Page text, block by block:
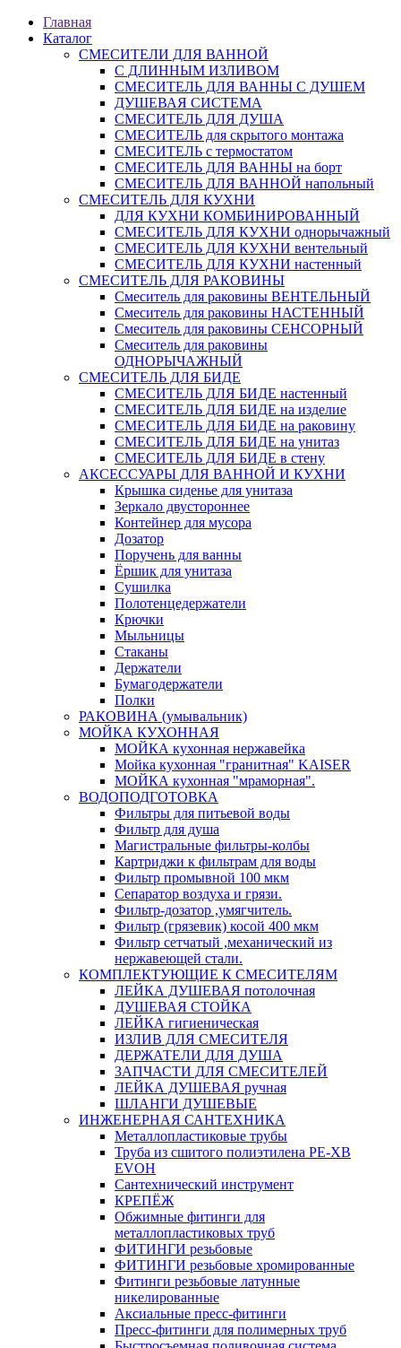
Главная
Каталог
СМЕСИТЕЛИ ДЛЯ ВАННОЙ
С ДЛИННЫМ ИЗЛИВОМ
СМЕСИТЕЛЬ ДЛЯ ВАННЫ С ДУШЕМ
ДУШЕВАЯ СИСТЕМА
СМЕСИТЕЛЬ ДЛЯ ДУША
СМЕСИТЕЛЬ для скрытого монтажа
СМЕСИТЕЛЬ с термостатом
СМЕСИТЕЛЬ ДЛЯ ВАННЫ на борт
СМЕСИТЕЛЬ ДЛЯ ВАННОЙ напольный
СМЕСИТЕЛЬ ДЛЯ КУХНИ
ДЛЯ КУХНИ КОМБИНИРОВАННЫЙ
СМЕСИТЕЛЬ ДЛЯ КУХНИ однорычажный
СМЕСИТЕЛЬ ДЛЯ КУХНИ вентельный
СМЕСИТЕЛЬ ДЛЯ КУХНИ настенный
СМЕСИТЕЛЬ ДЛЯ РАКОВИНЫ
Смеситель для раковины ВЕНТЕЛЬНЫЙ
Смеситель для раковины НАСТЕННЫЙ
Смеситель для раковины СЕНСОРНЫЙ
Смеситель для раковины
ОДНОРЫЧАЖНЫЙ
СМЕСИТЕЛЬ ДЛЯ БИДЕ
СМЕСИТЕЛЬ ДЛЯ БИДЕ настенный
СМЕСИТЕЛЬ ДЛЯ БИДЕ на изделие
СМЕСИТЕЛЬ ДЛЯ БИДЕ на раковину
СМЕСИТЕЛЬ ДЛЯ БИДЕ на унитаз
СМЕСИТЕЛЬ ДЛЯ БИДЕ в стену
АКСЕССУАРЫ ДЛЯ ВАННОЙ И КУХНИ
Крышка сиденье для унитаза
Зеркало двустороннее
Контейнер для мусора
Дозатор
Поручень для ванны
Ёршик для унитаза
Сушилка
Полотенцедержатели
Крючки
Мыльницы
Стаканы
Держатели
Бумагодержатели
Полки
РАКОВИНА (умывальник)
МОЙКА КУХОННАЯ
МОЙКА кухонная нержавейка
Мойка кухонная "гранитная" KAISER
МОЙКА кухонная "мраморная".
ВОДОПОДГОТОВКА
Фильтры для питьевой воды
Фильтр для душа
Магистральные фильтры-колбы
Картриджи к фильтрам для воды
Фильтр промывной 100 мкм
Сепаратор воздуха и грязи.
Фильтр-дозатор ,умягчитель.
Фильтр (грязевик) косой 400 мкм
Фильтр сетчатый ,механический из
нержавеющей стали.
КОМПЛЕКТУЮЩИЕ К СМЕСИТЕЛЯМ
ЛЕЙКА ДУШЕВАЯ потолочная
ДУШЕВАЯ СТОЙКА
ЛЕЙКА гигиеническая
ИЗЛИВ ДЛЯ СМЕСИТЕЛЯ
ДЕРЖАТЕЛИ ДЛЯ ДУША
ЗАПЧАСТИ ДЛЯ СМЕСИТЕЛЕЙ
ЛЕЙКА ДУШЕВАЯ ручная
ШЛАНГИ ДУШЕВЫЕ
ИНЖЕНЕРНАЯ САНТЕХНИКА
Металлопластиковые трубы
Труба из сшитого полиэтилена PE-XB
EVOH
Сантехнический инструмент
КРЕПЁЖ
Обжимные фитинги для
металлопластиковых труб
ФИТИНГИ резьбовые
ФИТИНГИ резьбовые хромированные
Фитинги резьбовые латунные
никелированные
Аксиальные пресс-фитинги
Пресс-фитинги для полимерных труб